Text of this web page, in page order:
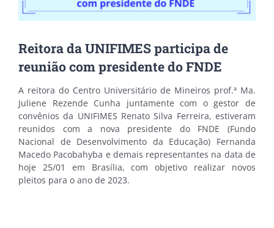
Reitora da UNIFIMES participa de
reunião com presidente do FNDE
A reitora do Centro Universitário de Mineiros prof.ª Ma.
Juliene Rezende Cunha juntamente com o gestor de
convênios da UNIFIMES Renato Silva Ferreira, estiveram
reunidos com a nova presidente do FNDE (Fundo
Nacional de Desenvolvimento da Educação) Fernanda
Macedo Pacobahyba e demais representantes na data de
hoje 25/01 em Brasília, com objetivo realizar novos
pleitos para o ano de 2023.